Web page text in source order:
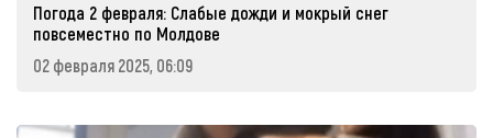
Погода 2 февраля: Слабые дожди и мокрый снег
повсеместно по Молдове
02 февраля 2025, 06:09